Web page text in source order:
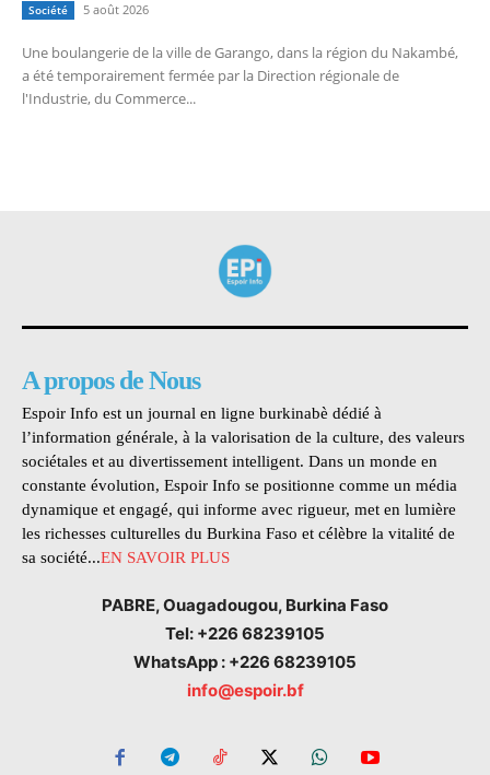
Société 5 août 2026
Une boulangerie de la ville de Garango, dans la région du Nakambé,
a été temporairement fermée par la Direction régionale de
l'Industrie, du Commerce...
A propos de Nous
Espoir Info est un journal en ligne burkinabè dédié à
l’information générale, à la valorisation de la culture, des valeurs
sociétales et au divertissement intelligent. Dans un monde en
constante évolution, Espoir Info se positionne comme un média
dynamique et engagé, qui informe avec rigueur, met en lumière
les richesses culturelles du Burkina Faso et célèbre la vitalité de
sa société...EN SAVOIR PLUS
PABRE, Ouagadougou, Burkina Faso
Tel: +226 68239105
WhatsApp : +226 68239105
info@espoir.bf